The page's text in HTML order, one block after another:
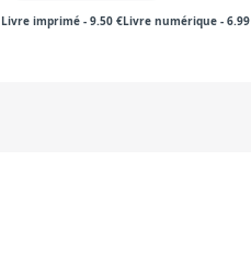
Livre imprimé - 9.50 €Livre numérique - 6.99